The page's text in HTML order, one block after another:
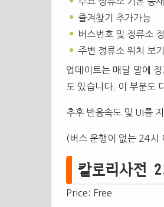
즐겨찾기 추가가능
버스번호 및 정류소
주변 정류소 위치 보기
업데이트는 매달 말에
도 있습니다. 이 부분도
추후 반응속도 및 UI를
(버스 운행이 없는 24시
칼로리사전
Price: Free